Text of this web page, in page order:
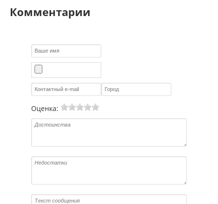
Комментарии
Оценка: